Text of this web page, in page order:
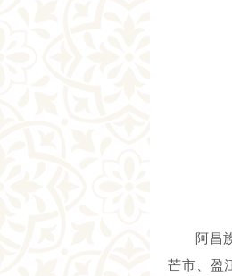
阿昌
芒市、盈